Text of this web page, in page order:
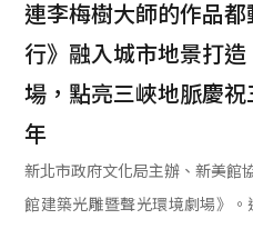
連李梅樹大師的作品
行》融入城市地景打造
場，點亮三峽地脈慶
年
新北市政府文化局主辦、新美館
館建築光雕暨聲光環境劇場》